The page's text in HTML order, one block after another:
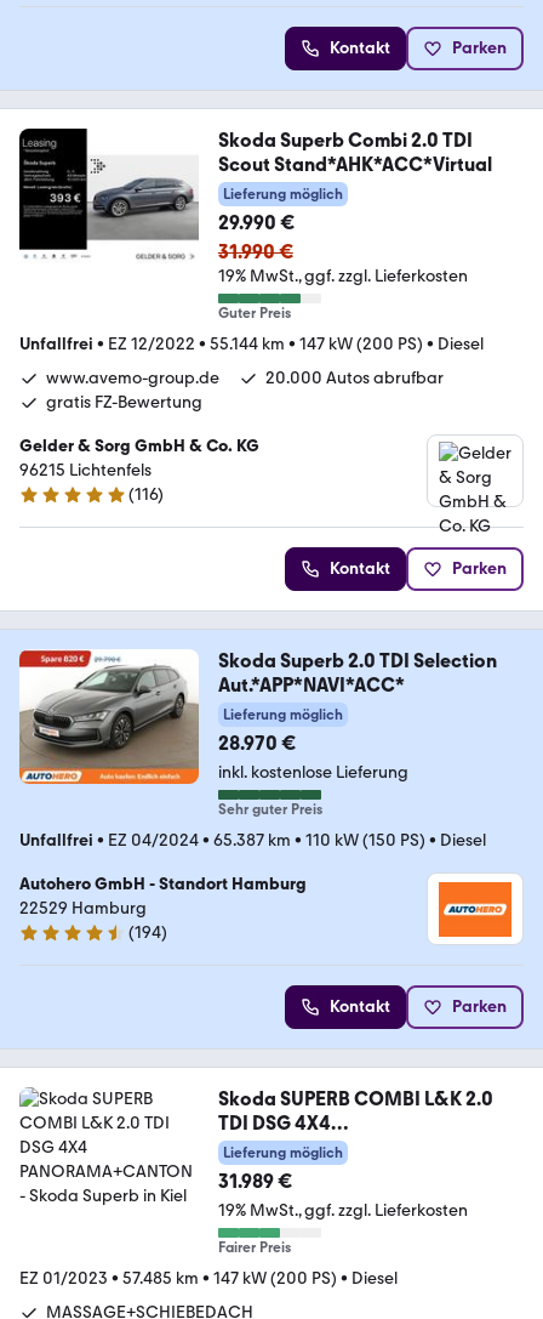
Kontakt Parken
Skoda Superb Combi 2.0 TDI
Scout Stand*AHK*ACC*Virtual
Lieferung möglich
29.990 €
31.990 €
19% MwSt. ggf. zzgl. Lieferkosten
Guter Preis
Unfallfrei • EZ 12/2022 • 55.144 km • 147 kW (200 PS) • Diesel
www.avemo-group.de
20.000 Autos abrufbar
gratis FZ-Bewertung
Gelder & Sorg GmbH & Co. KG
96215 Lichtenfels
4.8 Sterne
(116)
Kontakt Parken
Skoda Superb 2.0 TDI Selection
Aut.*APP*NAVI*ACC*
Lieferung möglich
28.970 €
inkl. kostenlose Lieferung
Sehr guter Preis
Unfallfrei • EZ 04/2024• 65.387 km • 110 kW (150 PS) • Diesel
Autohero GmbH - Standort Hamburg
22529 Hamburg
4.6 Sterne
(194)
Kontakt Parken
Skoda SUPERB COMBI L&K 2.0
TDI DSG 4X4
PANORAMA+CANTON
Lieferung möglich
31.989 €
19% MwSt. ggf. zzgl. Lieferkosten
Fairer Preis
EZ 01/2023 • 57.485 km • 147 kW (200 PS) • Diesel
MASSAGE+SCHIEBEDACH